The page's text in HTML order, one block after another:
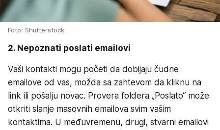
Foto: Shutterstock
2. Nepoznati poslati emailovi
Vaši kontakti mogu početi da dobijaju čudne
emailove od vas, možda sa zahtevom da kliknu na
link ili pošalju novac. Provera foldera „Poslato“ može
otkriti slanje masovnih emailova svim vašim
kontaktima. U međuvremenu, drugi, stvarni emailovi